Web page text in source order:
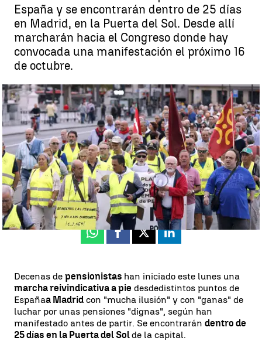
España y se encontrarán dentro de 25 días
en Madrid, en la Puerta del Sol. Desde allí
marcharán hacia el Congreso donde hay
convocada una manifestación el próximo 16
de octubre.
Decenas de jubilados inician una marcha hacia Madrid para
reclamar una pensión digna |Antena 3 Noticias
Antena 3 Noticias
Actualizado:24 de septiembre de 2019, 08:12
Publicado:24 de septiembre de 2019, 08:10
Whatsapp
Facebook
X Linkedin
Decenas de pensionistas han iniciado este lunes una
marcha reivindicativa a pie desdedistintos puntos de
Españaa Madrid con "mucha ilusión" y con "ganas" de
luchar por unas pensiones "dignas", según han
manifestado antes de partir. Se encontrarán dentro de
25 días en la Puerta del Solde la capital.